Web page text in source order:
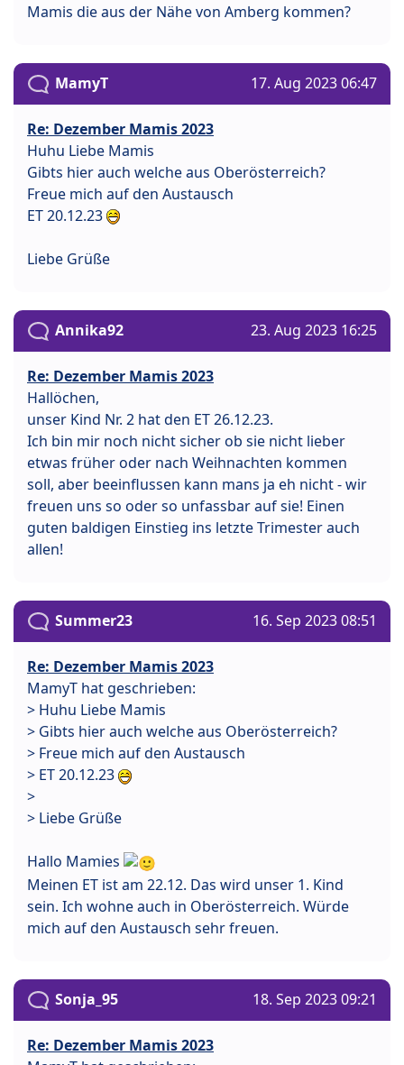
Mamis die aus der Nähe von Amberg kommen?
MamyT 17. Aug 2023 06:47
Re: Dezember Mamis 2023
Huhu Liebe Mamis
Gibts hier auch welche aus Oberösterreich?
Freue mich auf den Austausch
ET 20.12.23
Liebe Grüße
Annika92 23. Aug 2023 16:25
Re: Dezember Mamis 2023
Hallöchen,
unser Kind Nr. 2 hat den ET 26.12.23.
Ich bin mir noch nicht sicher ob sie nicht lieber
etwas früher oder nach Weihnachten kommen
soll, aber beeinflussen kann mans ja eh nicht - wir
freuen uns so oder so unfassbar auf sie! Einen
guten baldigen Einstieg ins letzte Trimester auch
allen!
Summer23 16. Sep 2023 08:51
Re: Dezember Mamis 2023
MamyT hat geschrieben:
> Huhu Liebe Mamis
> Gibts hier auch welche aus Oberösterreich?
> Freue mich auf den Austausch
> ET 20.12.23
>
> Liebe Grüße
Hallo Mamies
Meinen ET ist am 22.12. Das wird unser 1. Kind
sein. Ich wohne auch in Oberösterreich. Würde
mich auf den Austausch sehr freuen.
Sonja_95 18. Sep 2023 09:21
Re: Dezember Mamis 2023